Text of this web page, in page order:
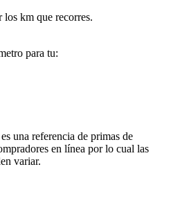
los km que recorres.
para tu:
una referencia de primas de
en línea por lo cual las
variar.